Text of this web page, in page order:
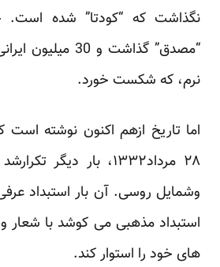
نگذاشت که “کودتا” شده
“مصدق” گذاشت و 30
نرم، که شکست خورد.
اما تاریخ ازهم اکنون نوشته است
۲۸ مرداد۱۳۳۲، بار
وشمایل روسی. آن بار استبداد
استبداد مذهبی می کوشد با شعار و
های خود را استوار کند.